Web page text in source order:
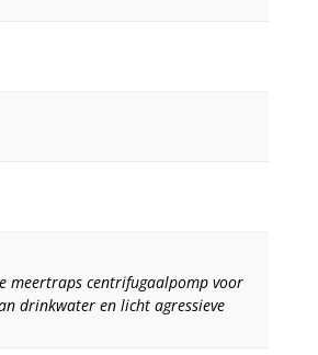
meertraps centrifugaalpomp voor
drinkwater en licht agressieve